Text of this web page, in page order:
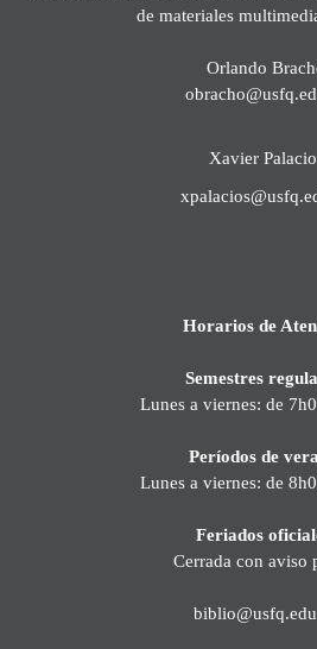
de materiales
Orlando
Xavier
Horarios de
Semestres
Lunes a viernes: de
Períodos de
Lunes a viernes: de
Feriados
Cerrada con aviso